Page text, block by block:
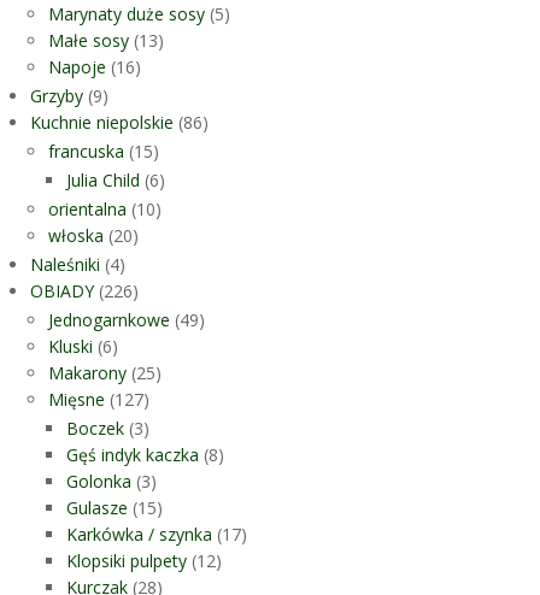
Marynaty duże sosy (5)
Małe sosy (13)
Napoje (16)
Grzyby (9)
Kuchnie niepolskie (86)
francuska (15)
Julia Child (6)
orientalna (10)
włoska (20)
Naleśniki (4)
OBIADY(226)
Jednogarnkowe (49)
Kluski (6)
Makarony (25)
Mięsne (127)
Boczek (3)
Gęś indyk kaczka (8)
Golonka (3)
Gulasze (15)
Karkówka / szynka (17)
Klopsiki pulpety (12)
Kurczak (28)